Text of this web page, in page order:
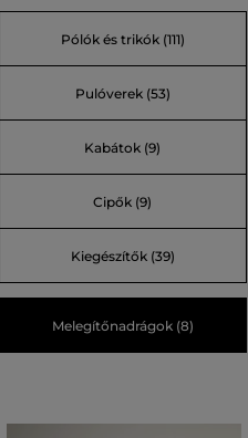
Pólók és trikók (111)
Pulóverek (53)
Kabátok (9)
Cipők (9)
Kiegészítők (39)
Melegítőnadrágok (8)